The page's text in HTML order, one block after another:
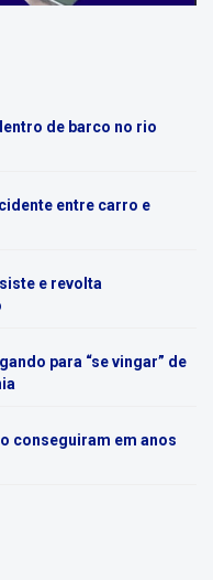
de barco no rio
entre carro e
e revolta
para “se vingar” de
conseguiram em anos